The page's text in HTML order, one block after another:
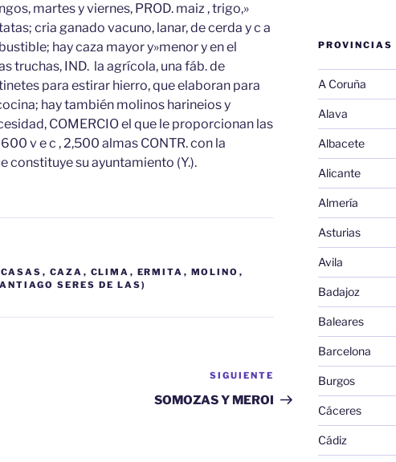
martes y viernes, PROD. maiz , trigo,»
cria ganado vacuno, lanar, de cerda y c a
hay caza mayor y»menor y en el
truchas, IND. la agrícola, una fáb. de
para estirar hierro, que elaboran para
hay también molinos harineios y
COMERCIO el que le proporcionan las
v e c , 2,500 almas CONTR. con la
constituye su ayuntamiento (Y.).
CASAS , CAZA , CLIMA , ERMITA , MOLINO ,
SERES DE LAS)
Siguiente
entrada
SIGUIENTE
SOMOZAS Y MEROI
PROVINCIAS
A Coruña
Alava
Albacete
Alicante
Almería
Asturias
Avila
Badajoz
Baleares
Barcelona
Burgos
Cáceres
Cádiz